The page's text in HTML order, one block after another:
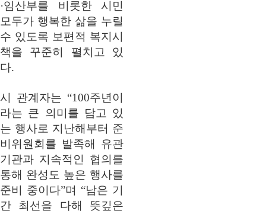
·임산부를 비롯한 시민
모두가 행복한 삶을 누릴
수 있도록 보편적 복지시
책을 꾸준히 펼치고 있
다.
시 관계자는 “100주년이
라는 큰 의미를 담고 있
는 행사로 지난해부터 준
비위원회를 발족해 유관
기관과 지속적인 협의를
통해 완성도 높은 행사를
준비 중이다”며 “남은 기
간 최선을 다해 뜻깊은